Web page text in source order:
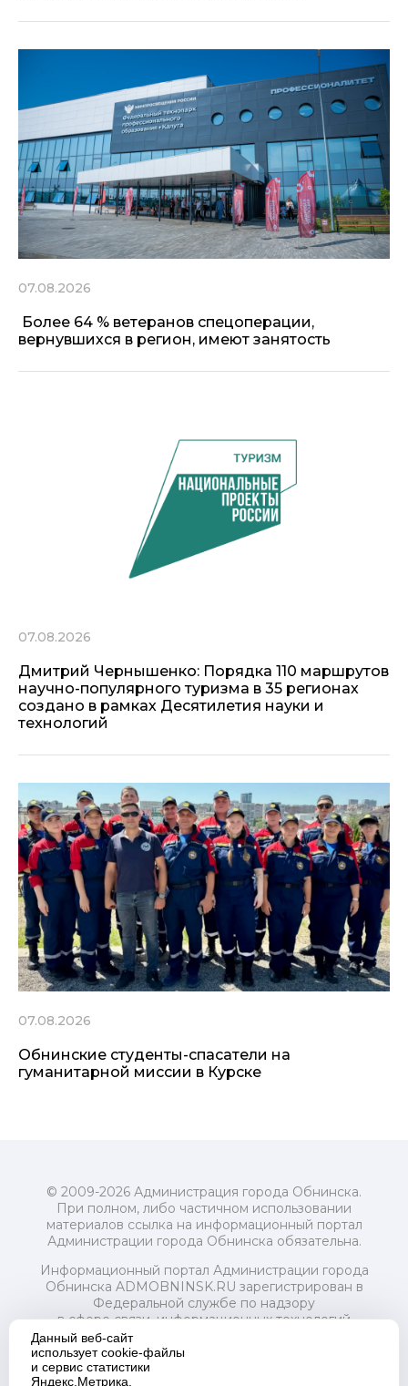
07.08.2026
Более 64 % ветеранов спецоперации,
вернувшихся в регион, имеют занятость
07.08.2026
Дмитрий Чернышенко: Порядка 110 маршрутов
научно-популярного туризма в 35 регионах
создано в рамках Десятилетия науки и
технологий
07.08.2026
Обнинские студенты-спасатели на
гуманитарной миссии в Курске
© 2009-2026 Администрация города Обнинска.
При полном, либо частичном использовании
материалов ссылка на информационный портал
Администрации города Обнинска обязательна.
Информационный портал Администрации города
Обнинска ADMOBNINSK.RU зарегистрирован в
Федеральной службе по надзору
в сфере связи, информационных технологий
и массовых коммуникаций (Роскомнадзор) 24 июля
2018 года.
Свидетельство о регистрации Эл № ФС77-73321
Данный веб-сайт
использует cookie-файлы
и сервис статистики
Яндекс.Метрика.